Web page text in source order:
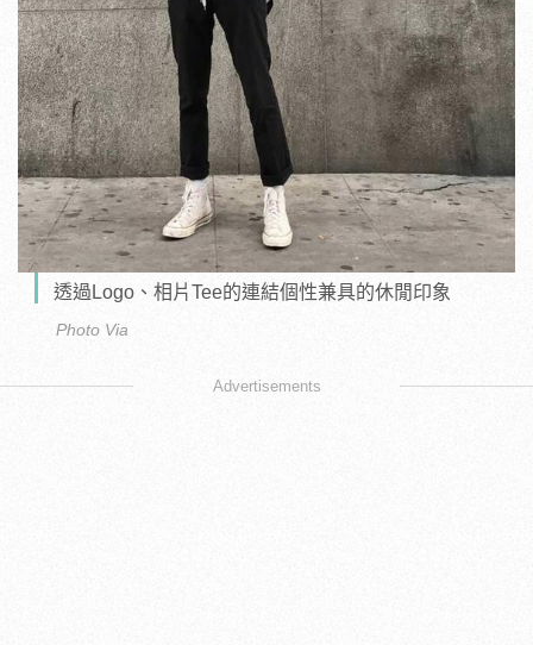
透過Logo、相片Tee的連結個性兼具的休閒印象
Photo Via
Advertisements